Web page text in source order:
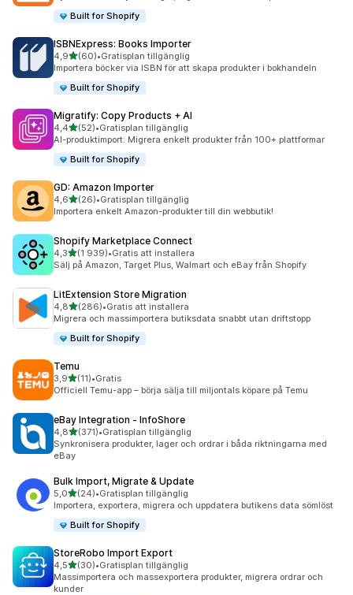
Built for Shopify
ISBNExpress: Books Importer
4,9av 5 stjärnor
(60)
60 recensioner totalt
•Gratisplan tillgänglig
Importera böcker via ISBN för att skapa produkter i bokhandeln
Built for Shopify
Migratify: Copy Products + AI
4,4av 5 stjärnor
(52)
52 recensioner totalt
•Gratisplan tillgänglig
AI-produktimport: Migrera enkelt produkter från 100+ plattformar
Built for Shopify
GD: Amazon Importer
4,6av 5 stjärnor
(26)
26 recensioner totalt
•Gratisplan tillgänglig
Importera enkelt Amazon-produkter till din webbutik!
Shopify Marketplace Connect
4,3av 5 stjärnor
(1 939)
1939 recensioner totalt
•Gratis att installera
Sälj på Amazon, Target Plus, Walmart och eBay från Shopify
LitExtension Store Migration
4,8av 5 stjärnor
(286)
286 recensioner totalt
•Gratis att installera
Migrera och massimportera butiksdata snabbt utan driftstopp
Built for Shopify
Temu
3,9av 5 stjärnor
(11)
11 recensioner totalt
•Gratis
Officiell Temu-app – börja sälja till miljontals köpare på Temu
eBay Integration ‑ InfoShore
4,8av 5 stjärnor
(371)
371 recensioner totalt
•Gratisplan tillgänglig
Synkronisera produkter, lager och ordrar i båda riktningarna med
eBay
Bulk Import, Migrate & Update
5,0av 5 stjärnor
(24)
24 recensioner totalt
•Gratisplan tillgänglig
Importera, exportera, migrera och uppdatera butikens data sömlöst
Built for Shopify
StoreRobo Import Export
4,5av 5 stjärnor
(30)
30 recensioner totalt
•Gratisplan tillgänglig
Massimportera och massexportera produkter, migrera ordrar och
kunder